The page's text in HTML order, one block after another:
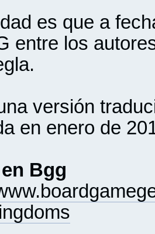
es que a
entre los
versión
en enero de
Bgg